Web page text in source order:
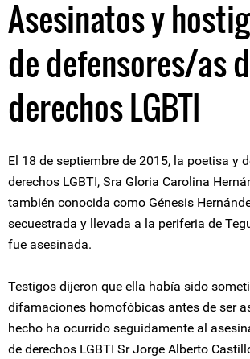
Asesinatos y
de defensores/as
derechos LGBTI
El 18 de septiembre de 2015, la poetisa y
derechos LGBTI, Sra Gloria Carolina
también conocida como Génesis
secuestrada y llevada a la periferia de
fue asesinada.
Testigos dijeron que ella había sido
difamaciones homofóbicas antes de ser
hecho ha ocurrido seguidamente al
de derechos LGBTI Sr Jorge Alberto